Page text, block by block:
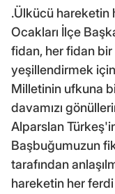
.Ülkücü hareketin
Ocakları İlçe
fidan, her fidan bir
yeşillendirmek
Milletinin ufkuna
davamızı
Alparslan
Başbuğumuzun
tarafından
hareketin her